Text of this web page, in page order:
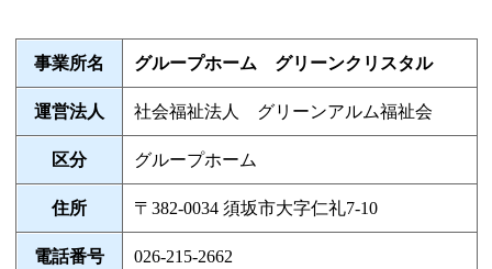
事業所名 グループホーム グリーンクリスタル
運営法人 社会福祉法人 グリーンアルム福祉会
区分 グループホーム
住所 〒382-0034 須坂市大字仁礼7-10
電話番号 026-215-2662